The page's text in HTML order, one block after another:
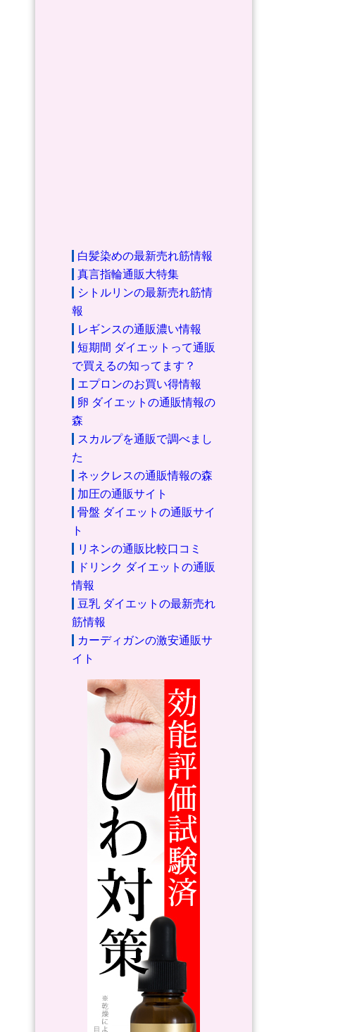
白髪染めの最新売れ筋情報
真言指輪通販大特集
シトルリンの最新売れ筋情
報
レギンスの通販濃い情報
短期間 ダイエットって通販
で買えるの知ってます？
エプロンのお買い得情報
卵 ダイエットの通販情報の
森
スカルプを通販で調べまし
た
ネックレスの通販情報の森
加圧の通販サイト
骨盤 ダイエットの通販サイ
ト
リネンの通販比較口コミ
ドリンク ダイエットの通販
情報
豆乳 ダイエットの最新売れ
筋情報
カーディガンの激安通販サ
イト